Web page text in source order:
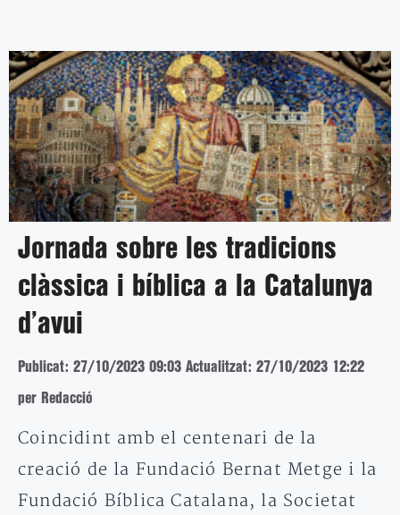
Jornada sobre les tradicions
clàssica i bíblica a la Catalunya
d’avui
Publicat: 27/10/2023 09:03 Actualitzat: 27/10/2023 12:22
per Redacció
Coincidint amb el centenari de la
creació de la Fundació Bernat Metge i la
Fundació Bíblica Catalana, la Societat